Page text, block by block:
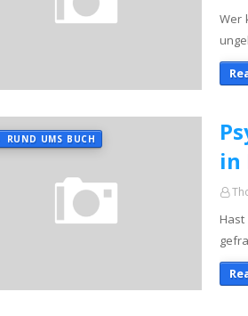
Wer
RUND UMS BUCH
in